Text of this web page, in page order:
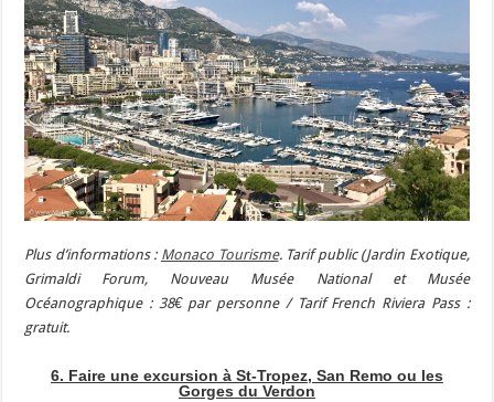
Plus d’informations : Monaco Tourisme. Tarif public (Jardin Exotique,
Grimaldi Forum, Nouveau Musée National et Musée
Océanographique : 38€ par personne / Tarif French Riviera Pass :
gratuit.
6. Faire une excursion à St-Tropez, San Remo ou les
Gorges du Verdon